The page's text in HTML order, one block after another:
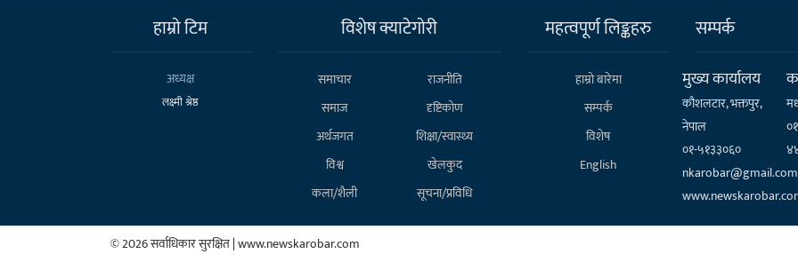
हाम्राे टिम
अध्यक्ष
लक्ष्मी श्रेष्ठ
विशेष क्याटेगाेरी
समाचार
राजनीति
समाज
दृष्टिकोण
अर्थजगत
शिक्षा/स्वास्थ्य
विश्व
खेलकुद
कला/शैली
सूचना/प्रविधि
महत्वपूर्ण लिङ्कहरु
हाम्राे बारेमा
सम्पर्क
विशेष
English
सम्पर्क
मुख्य कार्यालय
कौशलटार, भक्तपुर,
नेपाल
०१-५१३३०६०
nkarobar@gmail.com
© 2026 सर्वाधिकार सुरक्षित | www.newskarobar.com